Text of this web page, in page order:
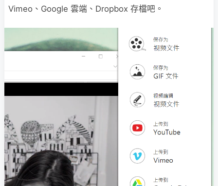
Vimeo、Google 雲端、Dropbox 存檔吧。